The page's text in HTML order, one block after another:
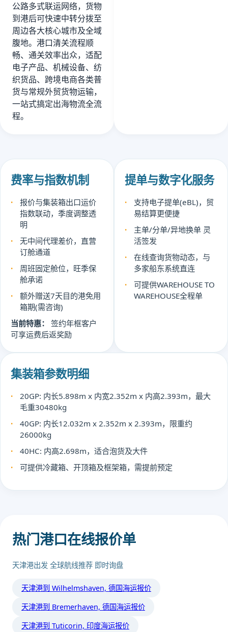
公路多式联运网络，货物
到港后可快速中转分拨至
周边各大核心城市及全域
腹地。港口清关流程顺
畅、通关效率出众，适配
电子产品、机械设备、纺
织货品、跨境电商各类普
货与常规外贸货物运输，
一站式搞定出海物流全流
程。
费率与指数机制
报价与集装箱出口运价
指数联动，季度调整透
明
无中间代理差价，直营
订舱通道
周班固定舱位，旺季保
舱承诺
额外赠送7天目的港免用
箱期(需咨询)
当前特惠：
签约年框客户
可享运费后返奖励
提单与数字化服务
支持电子提单(eBL)，贸
易结算更便捷
主单/分单/异地换单 灵
活签发
在线查询货物动态，与
多家船东系统直连
可提供WAREHOUSE TO
WAREHOUSE全程单
集装箱参数明细
20GP: 内长5.898m x 内宽2.352m x 内高2.393m，最大
毛重30480kg
40GP: 内长12.032m x 2.352m x 2.393m，限重约
26000kg
40HC: 内高2.698m，适合泡货及大件
可提供冷藏箱、开顶箱及框架箱，需提前预定
热门港口在线报价单
天津港出发 全球航线推荐 即时询盘
天津港到 Wilhelmshaven, 德国海运报价
天津港到 Bremerhaven, 德国海运报价
天津港到 Tuticorin, 印度海运报价